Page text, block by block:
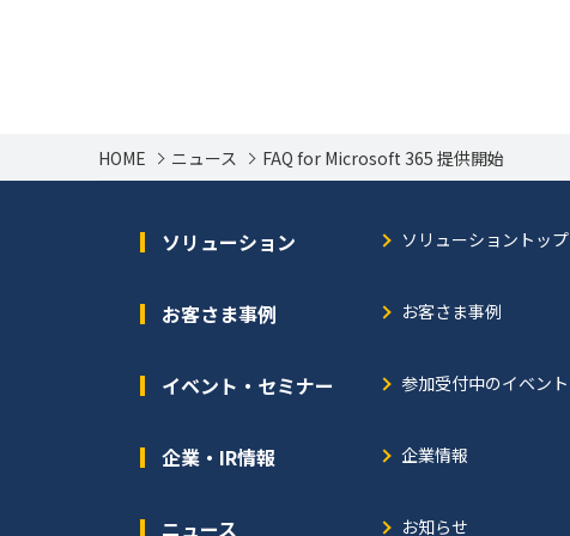
HOME ニュース FAQ for Microsoft 365 提供開始
ソリューション ソリューショントップ
お客さま事例 お客さま事例
イベント・セミナー 参加受付中のイベント
企業・IR情報 企業情報
ニュース お知らせ